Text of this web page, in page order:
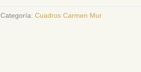
Categoría: Cuadros Carmen Mur